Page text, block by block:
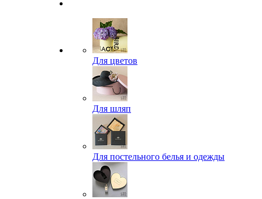
Для цветов
Для шляп
Для постельного белья и одежды